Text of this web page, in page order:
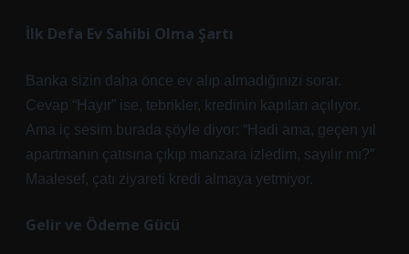
İlk Defa Ev Sahibi Olma Şartı
Banka sizin daha önce ev alıp almadığınızı sorar.
Cevap “Hayır” ise, tebrikler, kredinin kapıları açılıyor.
Ama iç sesim burada şöyle diyor: “Hadi ama, geçen yıl
apartmanın çatısına çıkıp manzara izledim, sayılır mı?”
Maalesef, çatı ziyareti kredi almaya yetmiyor.
Gelir ve Ödeme Gücü